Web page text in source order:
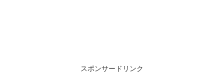
スポンサードリンク